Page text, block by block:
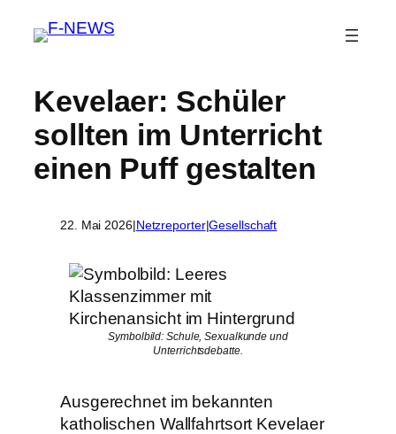
Kevelaer: Schüler
sollten im Unterricht
einen Puff gestalten
22. Mai 2026|Netzreporter|Gesellschaft
Symbolbild: Schule, Sexualkunde und
Unterrichtsdebatte.
Ausgerechnet im bekannten
katholischen Wallfahrtsort Kevelaer